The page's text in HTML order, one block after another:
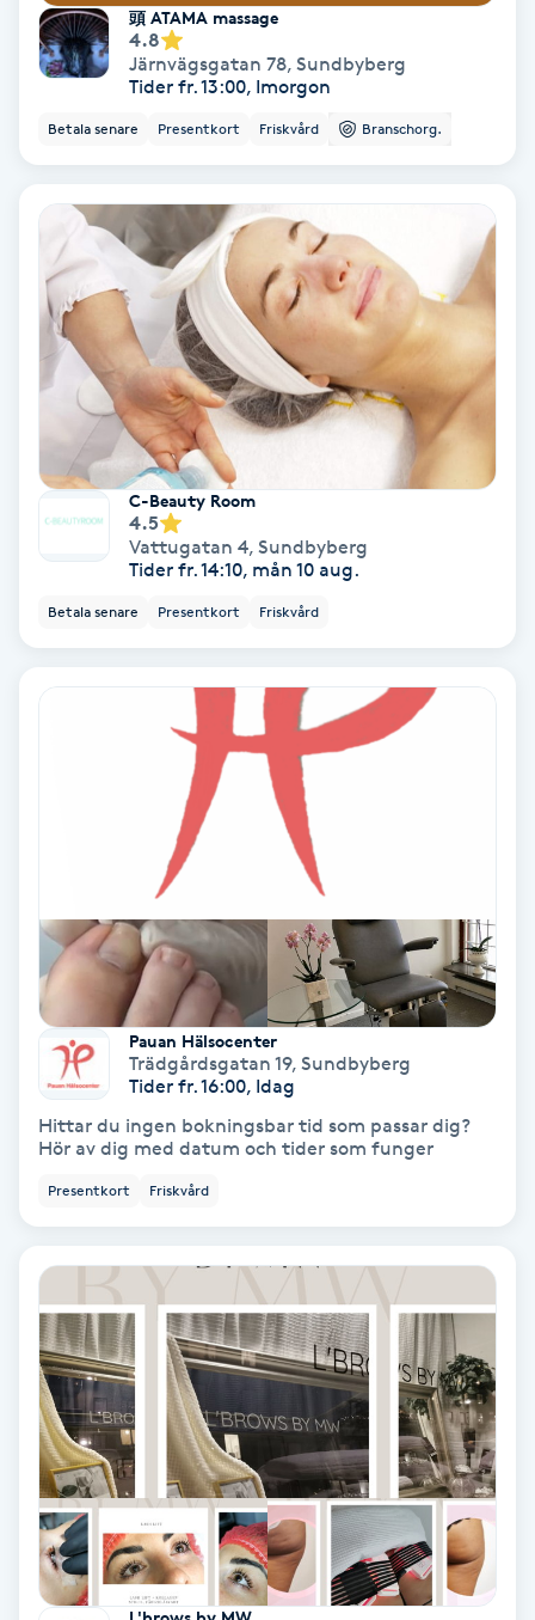
Regndroppsmassage
Reiki
Reiki massage
Restorative Yoga
Rosacea
Rosenmetoden
Ryggmassage
Samtalsterapi
Senioryoga
Skinbooster
Sklerosering
Skoinlägg
Skägg
Skäggklippning
Skäggtrimmning
Skönhet
Slingor
Sockring
頭 ATAMA massage
4.8
Järnvägsgatan 78, Sundbyberg
Tider fr. 13:00, Imorgon
Betala senare Presentkort Friskvård Branschorg.
C-Beauty Room
4.5
Vattugatan 4, Sundbyberg
Tider fr. 14:10, mån 10 aug.
Betala senare Presentkort Friskvård
Pauan Hälsocenter
Trädgårdsgatan 19, Sundbyberg
Tider fr. 16:00, Idag
Hittar du ingen bokningsbar tid som passar dig?
Hör av dig med datum och tider som funger
Presentkort Friskvård